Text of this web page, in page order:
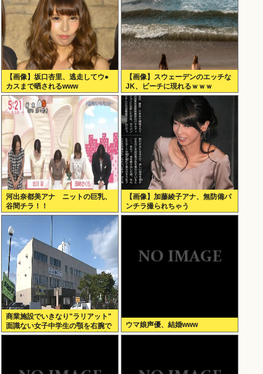
【画像】坂口杏里、逃走してウ●
カスまで晒されるwww
【画像】スウェーデンのエッチな
JK、ビーチに現れるｗｗｗ
河出奈都美アナ ニットの巨乳、
谷間チラ！！
【画像】加藤綾子アナ、無防備パ
ンチラ撮られちゃう
商業施設でいきなり"ラリアット"
面識ない女子中学生の顎を右腕で
殴打 22歳女性を暴行容疑で逮捕
ウマ娘声優、結婚www